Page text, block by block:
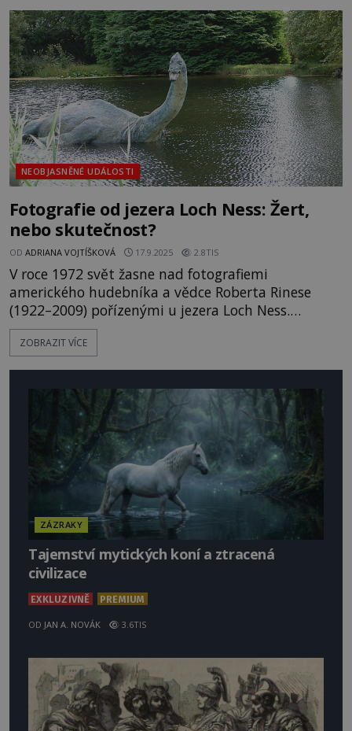
„To musí být zdejší jezerní červ!“ vykřikne. Nejen
vody skots
NEOBJASNĚNÉ UDÁLOSTI
Fotografie od jezera Loch Ness: Žert,
nebo skutečnost?
OD ADRIANA VOJTÍŠKOVÁ 17.9.2025 2.8TIS
V roce 1972 svět žasne nad fotografiemi
amerického hudebníka a vědce Roberta Rinese
(1922–2009) pořízenými u jezera Loch Ness.
Zřetelně je na nich vidět útvar kosočtvercového
tvaru, podobný ploutvi. Vše nasvědčuje tomu, že
(1909–1989) se podle těchto fotografi
ZOBRAZIT VÍCE
ZÁZRAKY
Tajemství mytických koní a ztracená
civilizace
EXKLUZIVNĚ PREMIUM
OD JAN A. NOVÁK 3.6TIS